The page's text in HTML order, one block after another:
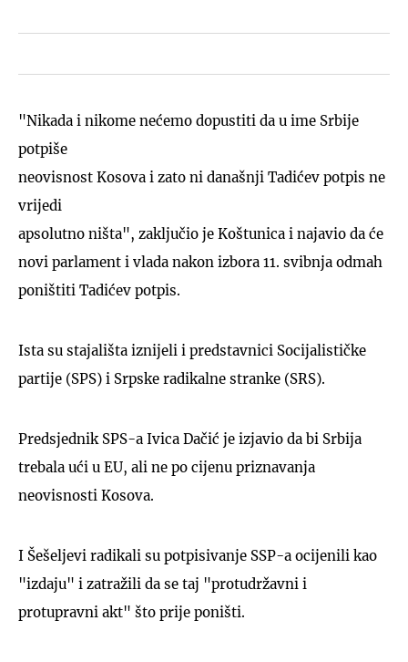
"Nikada i nikome nećemo dopustiti da u ime Srbije
potpiše
neovisnost Kosova i zato ni današnji Tadićev potpis ne
vrijedi
apsolutno ništa", zaključio je Koštunica i najavio da će
novi parlament i vlada nakon izbora 11. svibnja odmah
poništiti Tadićev potpis.
Ista su stajališta iznijeli i predstavnici Socijalističke
partije (SPS) i Srpske radikalne stranke (SRS).
Predsjednik SPS-a Ivica Dačić je izjavio da bi Srbija
trebala ući u EU, ali ne po cijenu priznavanja
neovisnosti Kosova.
I Šešeljevi radikali su potpisivanje SSP-a ocijenili kao
"izdaju" i zatražili da se taj "protudržavni i
protupravni akt" što prije poništi.